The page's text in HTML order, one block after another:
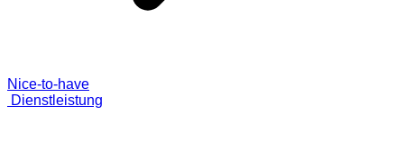
Nice-to-have
Dienstleistung